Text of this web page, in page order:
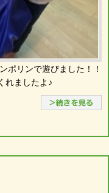
ポリンで遊びました！！
れましたよ♪